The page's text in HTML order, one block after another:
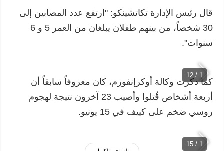
قال رئيس الإدارة تكاتشينكو: "ارتفع عدد المصابين إلى
30 شخصاً، من بينهم طفلان يبلغان من العمر 5 و 6
سنوات".
1 / 12
كما ذكرت وكالة أوكرإنفورم، كان معروفاً سابقاً أن
أربعة أشخاص قُتلوا وأصيب 23 آخرون نتيجة لهجوم
روسي ضخم على كييف في 15 يونيو.
1 / 15